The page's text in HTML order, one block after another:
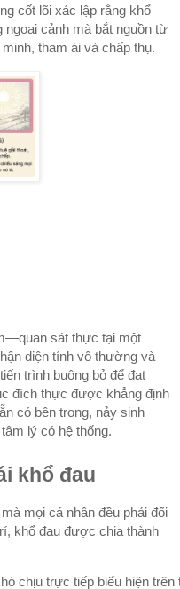
cốt lõi xác lập rằng khổ
cảnh mà bắt nguồn từ
tham ái và chấp thụ.
sát thực tại một
diện tính vô thường và
trình buông bỏ để đạt
đích thực được khẳng định
có bên trong, nảy sinh
lý có hệ thống.
khổ đau
mọi cá nhân đều phải đối
khổ đau được chia thành
chịu trực tiếp biểu hiện trên